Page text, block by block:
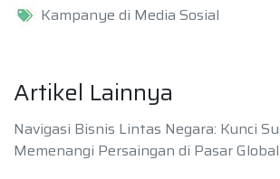
Kampanye di Media Sosial
Artikel Lainnya
Navigasi Bisnis Lintas Negara: Kunci
Memenangi Persaingan di Pasar